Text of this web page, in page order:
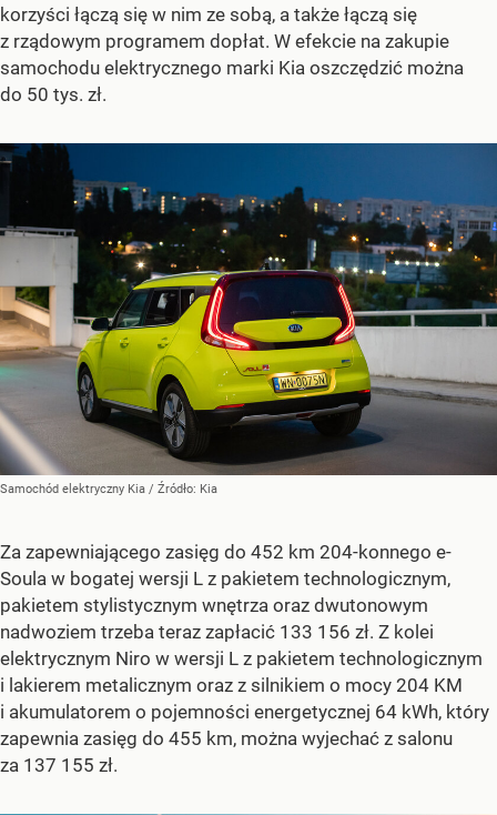
korzyści łączą się w nim ze sobą, a także łączą się
z rządowym programem dopłat. W efekcie na zakupie
samochodu elektrycznego marki Kia oszczędzić można
do 50 tys. zł.
Samochód elektryczny Kia / Źródło: Kia
Za zapewniającego zasięg do 452 km 204-konnego e-
Soula w bogatej wersji L z pakietem technologicznym,
pakietem stylistycznym wnętrza oraz dwutonowym
nadwoziem trzeba teraz zapłacić 133 156 zł. Z kolei
elektrycznym Niro w wersji L z pakietem technologicznym
i lakierem metalicznym oraz z silnikiem o mocy 204 KM
i akumulatorem o pojemności energetycznej 64 kWh, który
zapewnia zasięg do 455 km, można wyjechać z salonu
za 137 155 zł.